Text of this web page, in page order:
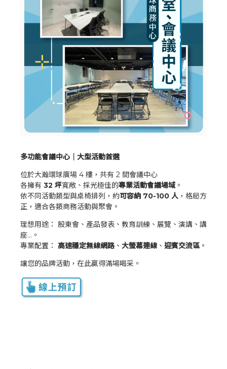
多功能會議中心｜大型活動首選
位於大瀚環球廣場 4 樓，共有 2 間會議中心
各擁有 32 坪寬敞、採光極佳的專業活動會議場域 。
依不同活動類型與桌椅排列，約可容納 70-100 人 ，格局方
正，適合各類商務活動與聚會。
理想用途： 股東會、產品發表、教育訓練、展覽、演講、講
座...。
專業配置： 高速穩定無線網路、 大螢幕連線 、 迎賓交流區 。
讓您的品牌活動，在此贏得滿場喝采。